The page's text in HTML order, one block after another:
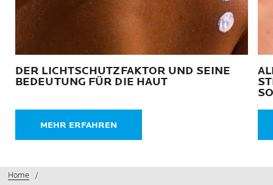
DER LICHTSCHUTZFAKTOR UND SEINE
BEDEUTUNG FÜR DIE HAUT
MEHR ERFAHREN
Home